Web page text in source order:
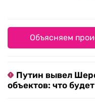
Объясняем
Путин вывел
объектов: что